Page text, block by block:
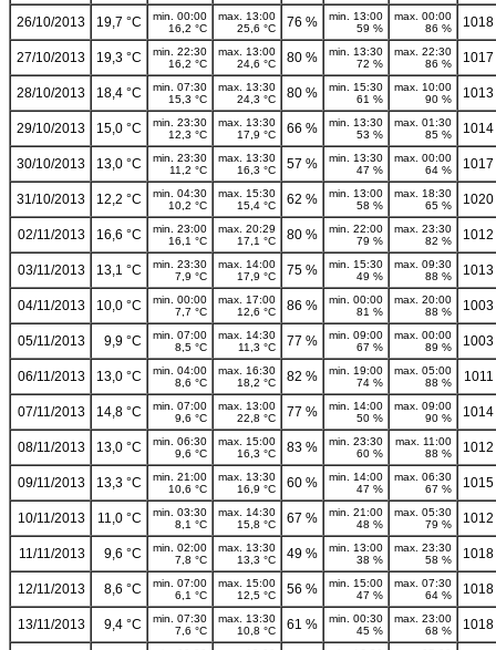
26/10/2013 19,7 °C
min. 00:00
16,2 °C
max. 13:00
25,6 °C
76 %
min. 13:00
59 %
max. 00:00
86 %
27/10/2013 19,3 °C
min. 22:30
16,2 °C
max. 13:00
24,6 °C
80 %
min. 13:30
72 %
max. 22:30
86 %
28/10/2013 18,4 °C
min. 07:30
15,3 °C
max. 13:30
24,3 °C
80 %
min. 15:30
61 %
max. 10:00
90 %
29/10/2013 15,0 °C
min. 23:30
12,3 °C
max. 13:30
17,9 °C
66 %
min. 13:30
53 %
max. 01:30
85 %
30/10/2013 13,0 °C
min. 23:30
11,2 °C
max. 13:30
16,3 °C
57 %
min. 13:30
47 %
max. 00:00
64 %
31/10/2013 12,2 °C
min. 04:30
10,2 °C
max. 15:30
15,4 °C
62 %
min. 13:00
58 %
max. 18:30
65 %
02/11/2013 16,6 °C
min. 23:00
16,1 °C
max. 20:29
17,1 °C
80 %
min. 22:00
79 %
max. 23:30
82 %
03/11/2013 13,1 °C
min. 23:30
7,9 °C
max. 14:00
17,9 °C
75 %
min. 15:30
49 %
max. 09:30
88 %
04/11/2013 10,0 °C
min. 00:00
7,7 °C
max. 17:00
12,6 °C
86 %
min. 00:00
81 %
max. 20:00
88 %
05/11/2013 9,9 °C
min. 07:00
8,5 °C
max. 14:30
11,3 °C
77 %
min. 09:00
67 %
max. 00:00
89 %
06/11/2013 13,0 °C
min. 04:00
8,6 °C
max. 16:30
18,2 °C
82 %
min. 19:00
74 %
max. 05:00
88 %
07/11/2013 14,8 °C
min. 07:00
9,6 °C
max. 13:00
22,8 °C
77 %
min. 14:00
50 %
max. 09:00
90 %
08/11/2013 13,0 °C
min. 06:30
9,6 °C
max. 15:00
16,3 °C
83 %
min. 23:30
60 %
max. 11:00
88 %
09/11/2013 13,3 °C
min. 21:00
10,6 °C
max. 13:30
16,9 °C
60 %
min. 14:00
47 %
max. 06:30
67 %
10/11/2013 11,0 °C
min. 03:30
8,1 °C
max. 14:30
15,8 °C
67 %
min. 21:00
48 %
max. 05:30
79 %
11/11/2013 9,6 °C
min. 02:00
7,8 °C
max. 13:30
13,3 °C
49 %
min. 13:00
38 %
max. 23:30
58 %
12/11/2013 8,6 °C
min. 07:00
6,1 °C
max. 15:00
12,5 °C
56 %
min. 15:00
47 %
max. 07:30
64 %
13/11/2013 9,4 °C
min. 07:30
7,6 °C
max. 13:30
10,8 °C
61 %
min. 00:30
45 %
max. 23:00
68 %